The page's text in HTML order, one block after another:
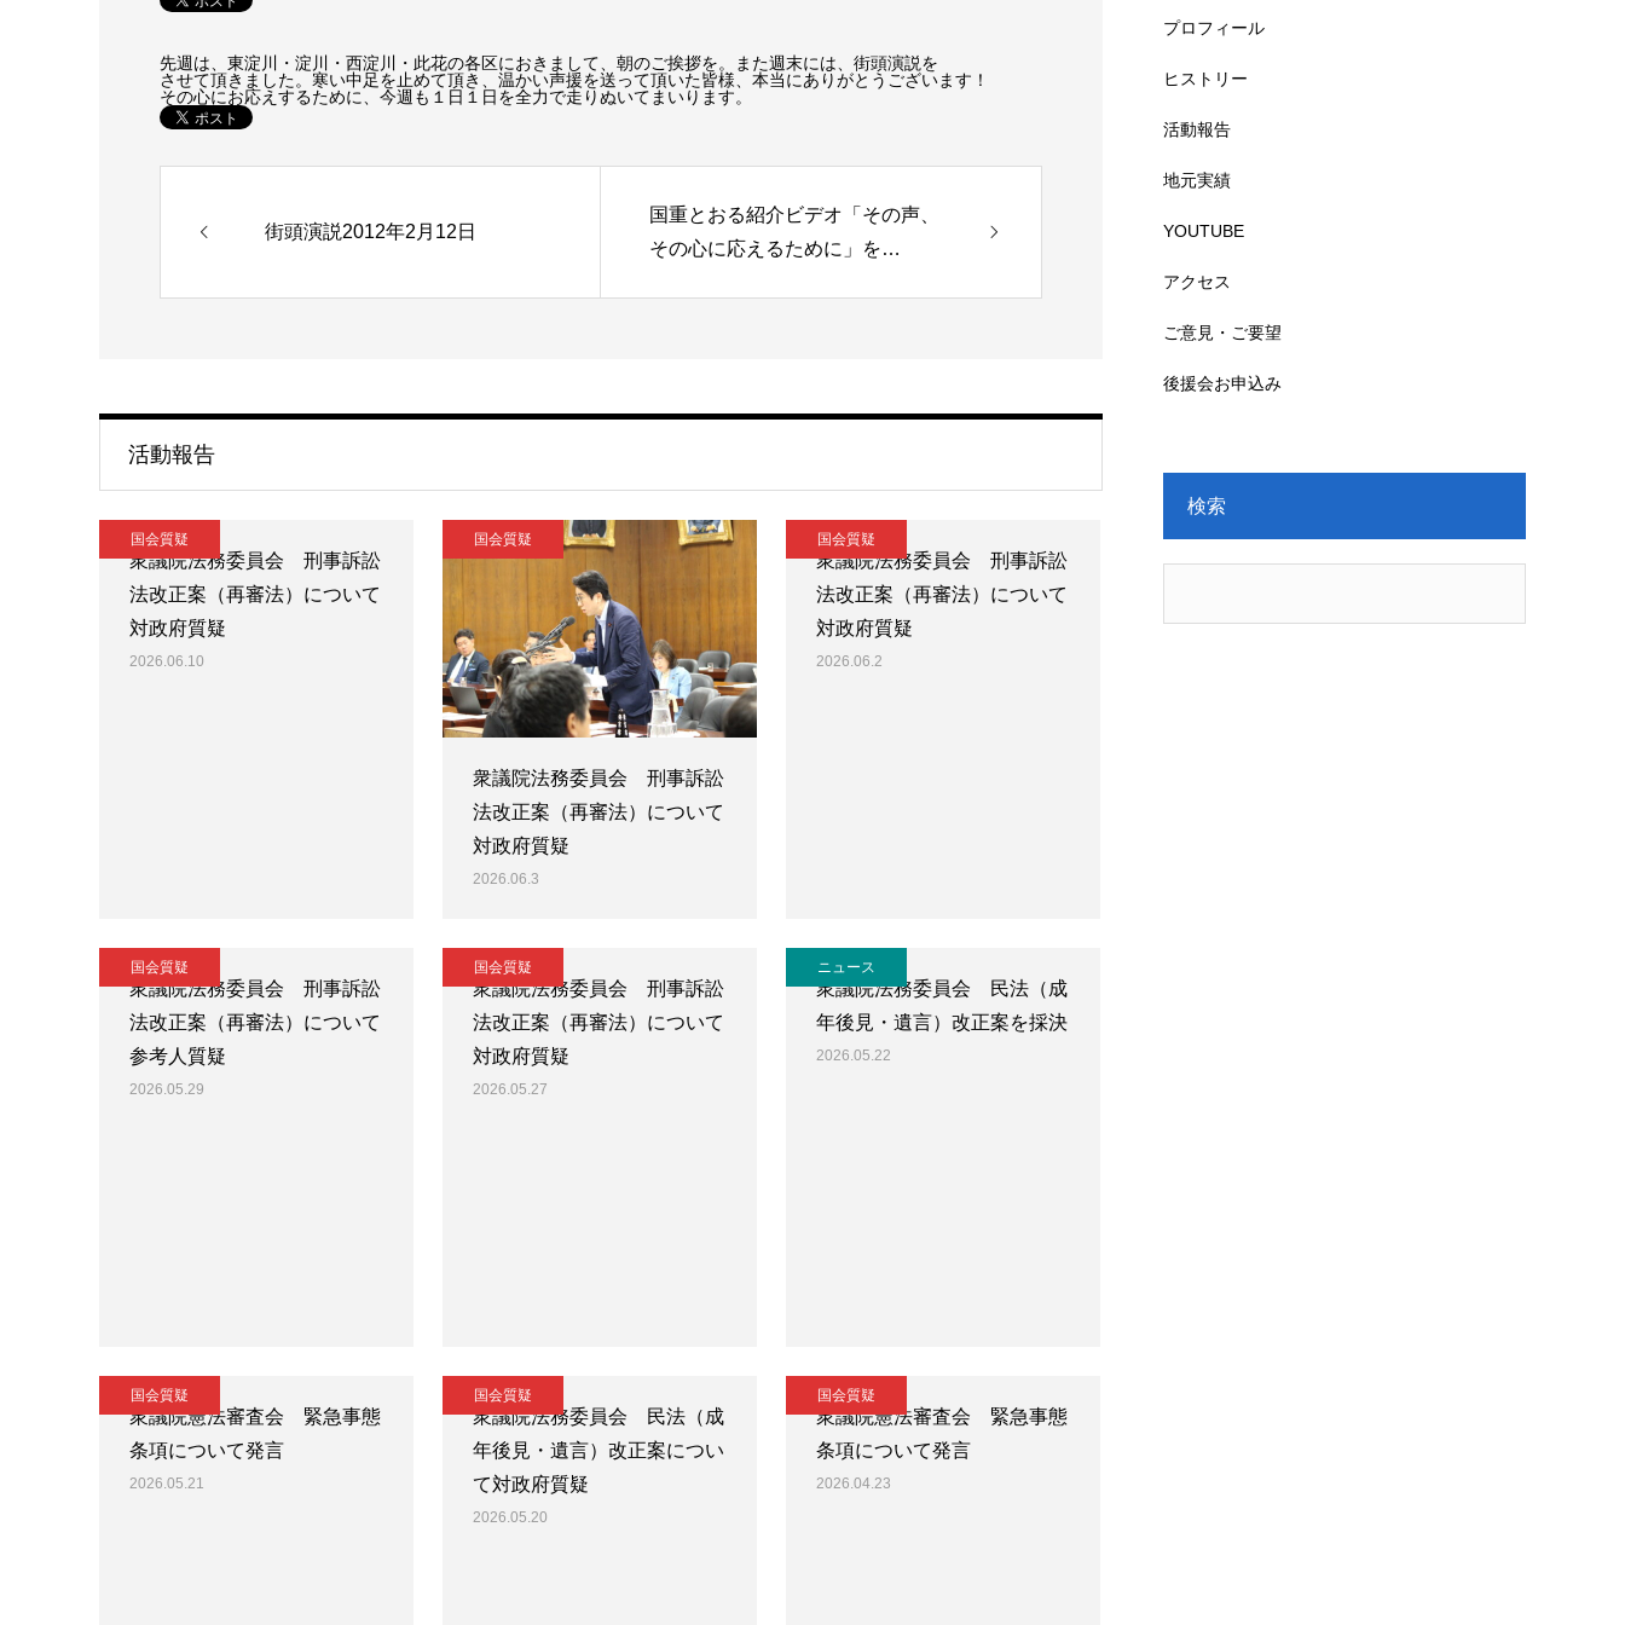
先週は、東淀川・淀川・西淀川・此花の各区におきまして、朝のご挨拶を。また週末には、街頭演説を
させて頂きました。寒い中足を止めて頂き、温かい声援を送って頂いた皆様、本当にありがとうございます！
その心にお応えするために、今週も１日１日を全力で走りぬいてまいります。
街頭演説2012年2月12日
国重とおる紹介ビデオ「その声、
その心に応えるために」を…
活動報告
国会質疑
衆議院法務委員会 刑事訴訟
法改正案（再審法）について
対政府質疑
2026.06.10
国会質疑
衆議院法務委員会 刑事訴訟
法改正案（再審法）について
対政府質疑
2026.06.3
国会質疑
衆議院法務委員会 刑事訴訟
法改正案（再審法）について
対政府質疑
2026.06.2
国会質疑
衆議院法務委員会 刑事訴訟
法改正案（再審法）について
参考人質疑
2026.05.29
国会質疑
衆議院法務委員会 刑事訴訟
法改正案（再審法）について
対政府質疑
2026.05.27
ニュース
衆議院法務委員会 民法（成
年後見・遺言）改正案を採決
2026.05.22
国会質疑
衆議院憲法審査会 緊急事態
条項について発言
2026.05.21
国会質疑
衆議院法務委員会 民法（成
年後見・遺言）改正案につい
て対政府質疑
2026.05.20
国会質疑
衆議院憲法審査会 緊急事態
条項について発言
2026.04.23
プロフィール
ヒストリー
活動報告
地元実績
YOUTUBE
アクセス
ご意見・ご要望
後援会お申込み
検索